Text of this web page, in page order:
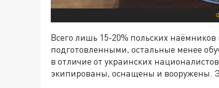
Всего лишь 15-20% польских
подготовленными, остальные менее
в отличие от украинских
экипированы, оснащены и вооружены.